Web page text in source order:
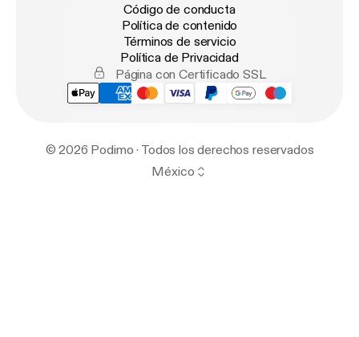
Código de conducta
Política de contenido
Términos de servicio
Política de Privacidad
Página con Certificado SSL
© 2026 Podimo · Todos los derechos reservados
México